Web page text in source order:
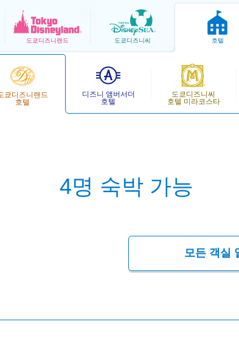
도쿄디즈니랜드 도쿄디즈니씨 호텔
쿄디즈니랜드
호텔
디즈니 앰버서더
호텔
도쿄디즈니씨
호텔 미라코스타
4명 숙박 가능
모든 객실